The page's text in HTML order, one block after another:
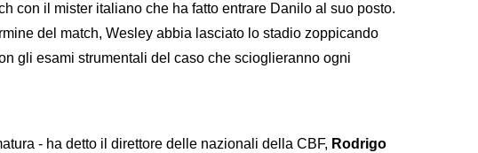
con il mister italiano che ha fatto entrare Danilo al suo posto.
del match, Wesley abbia lasciato lo stadio zoppicando
gli esami strumentali del caso che scioglieranno ogni
- ha detto il direttore delle nazionali della CBF, Rodrigo